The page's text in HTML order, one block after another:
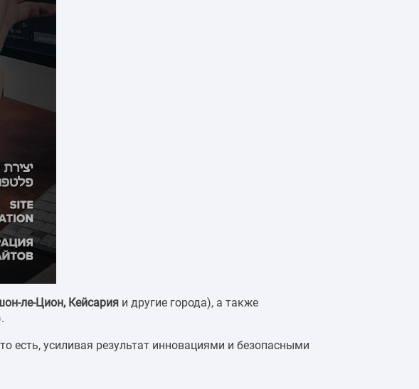
ле-Цион, Кейсария и другие города), а также
есть, усиливая результат инновациями и безопасными